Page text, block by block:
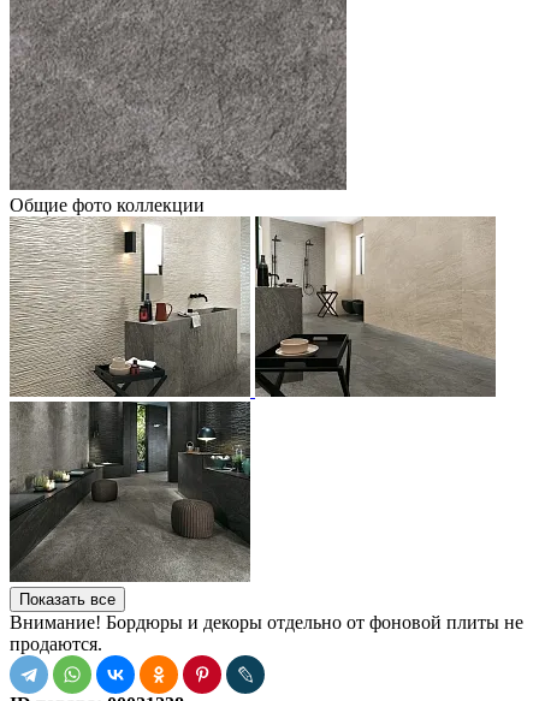
Общие фото коллекции
Показать все
Внимание! Бордюры и декоры отдельно от фоновой плиты не
продаются.